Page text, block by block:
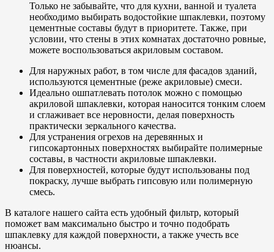
Только не забывайте, что для кухни, ванной и туалета
необходимо выбирать водостойкие шпаклевки, поэтому
цементные составы будут в приоритете. Также, при
условии, что стены в этих комнатах достаточно ровные,
можете воспользоваться акриловым составом.
Для наружных работ, в том числе для фасадов зданий,
используются цементные (реже акриловые) смеси.
Идеально ошпатлевать потолок можно с помощью
акриловой шпаклевки, которая наносится тонким слоем
и сглаживает все неровности, делая поверхность
практически зеркального качества.
Для устранения огрехов на деревянных и
гипсокартонных поверхностях выбирайте полимерные
составы, в частности акриловые шпаклевки.
Для поверхностей, которые будут использованы под
покраску, лучше выбрать гипсовую или полимерную
смесь.
В каталоге нашего сайта есть удобный фильтр, который
поможет вам максимально быстро и точно подобрать
шпаклевку для каждой поверхности, а также учесть все
нюансы.